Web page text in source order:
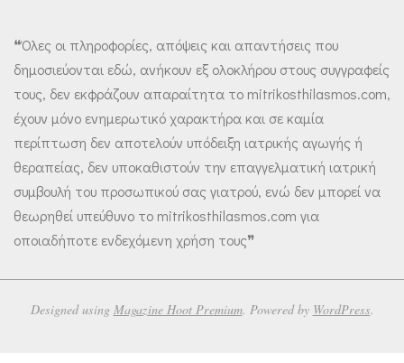
❝Όλες οι πληροφορίες, απόψεις και απαντήσεις που
δημοσιεύονται εδώ, ανήκουν εξ ολοκλήρου στους συγγραφείς
τους, δεν εκφράζουν απαραίτητα το mitrikosthilasmos.com,
έχουν μόνο ενημερωτικό χαρακτήρα και σε καμία
περίπτωση δεν αποτελούν υπόδειξη ιατρικής αγωγής ή
θεραπείας, δεν υποκαθιστούν την επαγγελματική ιατρική
συμβουλή του προσωπικού σας γιατρού, ενώ δεν μπορεί να
θεωρηθεί υπεύθυνο το mitrikosthilasmos.com για
οποιαδήποτε ενδεχόμενη χρήση τους❞
Designed using Magazine Hoot Premium. Powered by WordPress.